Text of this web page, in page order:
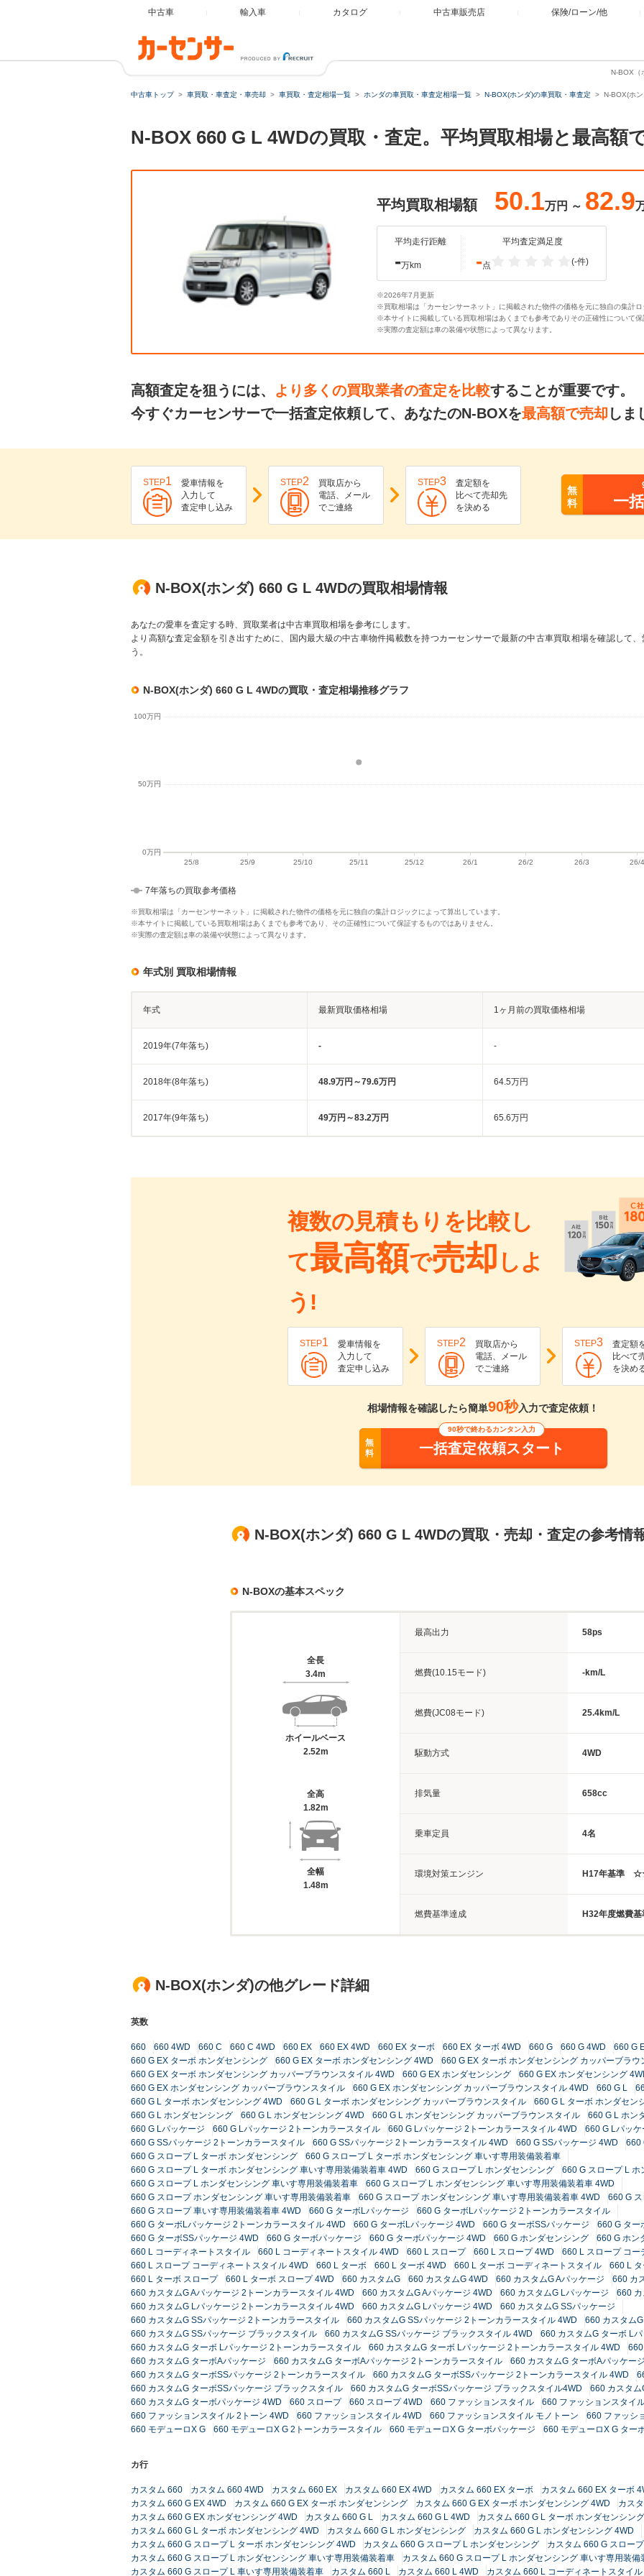
中古車 輸入車 カタログ 中古車販売店 保険/ローン/他
N-BOX（
中古車トップ 車買取・車査定・車売却 車買取・査定相場一覧 ホンダの車買取・車査定相場一覧 N-BOX(ホンダ)の車買取・車査定 N-BOX(ホ
N-BOX 660 G L 4WDの買取・査定。平均買取相場と最高額
平均買取相場額 50.1万円 ～ 82.9
平均走行距離
-万km
平均査定満足度
-点 (-件)
※2026年7月更新
※買取相場は「カーセンサーネット」に掲載された物件の価格を元に独自の集計ロ
※本サイトに掲載している買取相場はあくまでも参考でありその正確性について保
※実際の査定額は車の装備や状態によって異なります。
高額査定を狙うには、 より多くの買取業者の査定を比較することが重要です。
今すぐカーセンサーで一括査定依頼して、あなたのN-BOXを最高額で売却 しま
STEP1
愛車情報を
入力して
査定申し込み
STEP2
買取店から
電話、メール
でご連絡
STEP3
査定額を
比べて売却先
を決める
無
料
一
N-BOX(ホンダ) 660 G L 4WDの買取相場情報
あなたの愛車を査定する時、買取業者は中古車買取相場を参考にします。
より高額な査定金額を引き出すために、国内最大級の中古車物件掲載数を持つカーセンサーで最新の中古車買取相場を確認して
う。
N-BOX(ホンダ) 660 G L 4WDの買取・査定相場推移グラフ
7年落ちの買取参考価格
※買取相場は「カーセンサーネット」に掲載された物件の価格を元に独自の集計ロジックによって算出しています。
※本サイトに掲載している買取相場はあくまでも参考であり、その正確性について保証するものではありません。
※実際の査定額は車の装備や状態によって異なります。
年式別 買取相場情報
年式 最新買取価格相場 1ヶ月前の買取価格相場
2019年(7年落ち) - -
2018年(8年落ち) 48.9万円～79.6万円 64.5万円
2017年(9年落ち) 49万円～83.2万円 65.6万円
複数の見積もりを比較し
て最高額で売却 しよ
う!
STEP1
愛車情報を
入力して
査定申し込み
STEP2
買取店から
電話、メール
でご連絡
STEP3
査定額
比べて
を決め
相場情報を確認したら簡単90秒入力で査定依頼！
無
料
90秒で終わるカンタン入力
一括査定依頼スタート
N-BOX(ホンダ) 660 G L 4WDの買取・売却・査定の参考情
N-BOXの基本スペック
全長
3.4m
ホイールベース
2.52m
全高
1.82m
全幅
1.48m
最高出力 58ps
燃費(10.15モード) -km/L
燃費(JC08モード) 25.4km/L
駆動方式 4WD
排気量 658cc
乗車定員 4名
環境対策エンジン H17年基準
燃費基準達成 H32年度燃費
N-BOX(ホンダ)の他グレード詳細
英数
660 660 4WD 660 C 660 C 4WD 660 EX 660 EX 4WD 660 EX ターボ 660 EX ターボ 4WD 660 G 660 G 4WD 660 G
660 G EX ターボ ホンダセンシング
660 G EX ターボ ホンダセンシング 4WD
660 G EX ターボ ホンダセンシング カッパーブラウ
660 G EX ターボ ホンダセンシング カッパーブラウンスタイル 4WD
660 G EX ホンダセンシング
660 G EX ホンダセンシング
660 G EX ホンダセンシング カッパーブラウンスタイル
660 G EX ホンダセンシング カッパーブラウンスタイル 4WD 660 G L
660 G L ターボ ホンダセンシング 4WD
660 G L ターボ ホンダセンシング カッパーブラウンスタイル
660 G L ターボ ホンダセン
660 G L ホンダセンシング
660 G L ホンダセンシング 4WD 660 G L ホンダセンシング カッパーブラウンスタイル
660 G L ホン
660 G Lパッケージ
660 G Lパッケージ 2トーンカラースタイル 660 G Lパッケージ 2トーンカラースタイル 4WD 660 G Lパッケ
660 G SSパッケージ 2トーンカラースタイル
660 G SSパッケージ 2トーンカラースタイル 4WD 660 G SSパッケージ 4WD 660
660 G スロープ L ターボ ホンダセンシング
660 G スロープ L ターボ ホンダセンシング 車いす専用装備装着車
660 G スロープ L ターボ ホンダセンシング 車いす専用装備装着車 4WD
660 G スロープ L ホンダセンシング
660 G スロープ L ホ
660 G スロープ L ホンダセンシング 車いす専用装備装着車
660 G スロープ L ホンダセンシング 車いす専用装備装着車 4WD
660 G スロープ ホンダセンシング 車いす専用装備装着車
660 G スロープ ホンダセンシング 車いす専用装備装着車 4WD
660 G
660 G スロープ 車いす専用装備装着車 4WD
660 G ターボLパッケージ
660 G ターボLパッケージ 2トーンカラースタイル
660 G ターボLパッケージ 2トーンカラースタイル 4WD
660 G ターボLパッケージ 4WD 660 G ターボSSパッケージ
660 G ター
660 G ターボSSパッケージ 4WD
660 G ターボパッケージ 660 G ターボパッケージ 4WD 660 G ホンダセンシング 660 G ホン
660 L コーディネートスタイル
660 L コーディネートスタイル 4WD 660 L スロープ 660 L スロープ 4WD
660 L スロープ コー
660 L スロープ コーディネートスタイル 4WD
660 L ターボ 660 L ターボ 4WD 660 L ターボ コーディネートスタイル
660 L
660 L ターボ スロープ
660 L ターボ スロープ 4WD 660 カスタムG 660 カスタムG 4WD 660 カスタムG Aパッケージ
660 カ
660 カスタムG Aパッケージ 2トーンカラースタイル 4WD
660 カスタムG Aパッケージ 4WD 660 カスタムG Lパッケージ
660
660 カスタムG Lパッケージ 2トーンカラースタイル 4WD
660 カスタムG Lパッケージ 4WD
660 カスタムG SSパッケージ
660 カスタムG SSパッケージ 2トーンカラースタイル
660 カスタムG SSパッケージ 2トーンカラースタイル 4WD
660 カスタム
660 カスタムG SSパッケージ ブラックスタイル
660 カスタムG SSパッケージ ブラックスタイル 4WD
660 カスタムG ターボ L
660 カスタムG ターボ Lパッケージ 2トーンカラースタイル
660 カスタムG ターボ Lパッケージ 2トーンカラースタイル 4WD
660 カスタムG ターボAパッケージ
660 カスタムG ターボAパッケージ 2トーンカラースタイル 660 カスタムG ターボAパッケー
660 カスタムG ターボSSパッケージ 2トーンカラースタイル
660 カスタムG ターボSSパッケージ 2トーンカラースタイル 4WD
660 カスタムG ターボSSパッケージ ブラックスタイル
660 カスタムG ターボSSパッケージ ブラックスタイル4WD
660 カスタム
660 カスタムG ターボパッケージ 4WD
660 スロープ 660 スロープ 4WD 660 ファッションスタイル
660 ファッションスタイ
660 ファッションスタイル 2トーン 4WD
660 ファッションスタイル 4WD 660 ファッションスタイル モノトーン
660 ファッシ
660 モデューロX G
660 モデューロX G 2トーンカラースタイル 660 モデューロX G ターボパッケージ 660 モデューロX G ター
カ行
カスタム 660 カスタム 660 4WD カスタム 660 EX カスタム 660 EX 4WD カスタム 660 EX ターボ カスタム 660 EX ターボ
カスタム 660 G EX 4WD
カスタム 660 G EX ターボ ホンダセンシング カスタム 660 G EX ターボ ホンダセンシング 4WD
カス
カスタム 660 G EX ホンダセンシング 4WD
カスタム 660 G L カスタム 660 G L 4WD
カスタム 660 G L ターボ ホンダセンシング
カスタム 660 G L ターボ ホンダセンシング 4WD
カスタム 660 G L ホンダセンシング
カスタム 660 G L ホンダセンシング 4WD
カスタム 660 G スロープ L ターボ ホンダセンシング 4WD
カスタム 660 G スロープ L ホンダセンシング
カスタム 660 G スロー
カスタム 660 G スロープ L ホンダセンシング 車いす専用装備装着車
カスタム 660 G スロープ L ホンダセンシング 車いす専用装備
カスタム 660 G スロープ L 車いす専用装備装着車
カスタム 660 L カスタム 660 L 4WD カスタム 660 L コーディネートスタイル